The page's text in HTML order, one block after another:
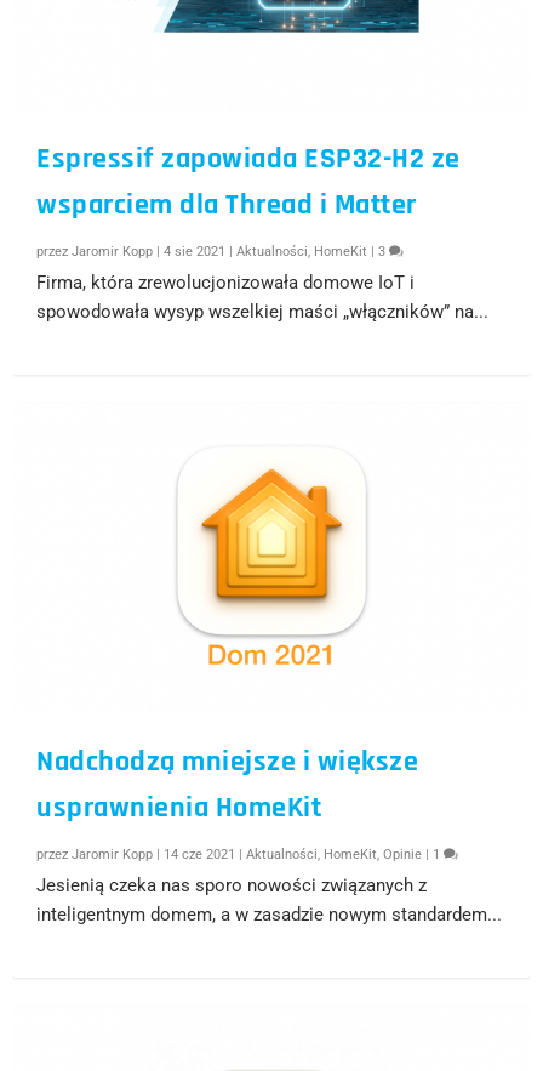
Espressif zapowiada ESP32-H2 ze
wsparciem dla Thread i Matter
przezJaromir Kopp |4 sie 2021 |Aktualności, HomeKit |3
Firma, która zrewolucjonizowała domowe IoT i
spowodowała wysyp wszelkiej maści „włączników” na...
Nadchodzą mniejsze i większe
usprawnienia HomeKit
przezJaromir Kopp | 14 cze 2021 |Aktualności, HomeKit,Opinie | 1
Jesienią czeka nas sporo nowości związanych z
inteligentnym domem, a w zasadzie nowym standardem...